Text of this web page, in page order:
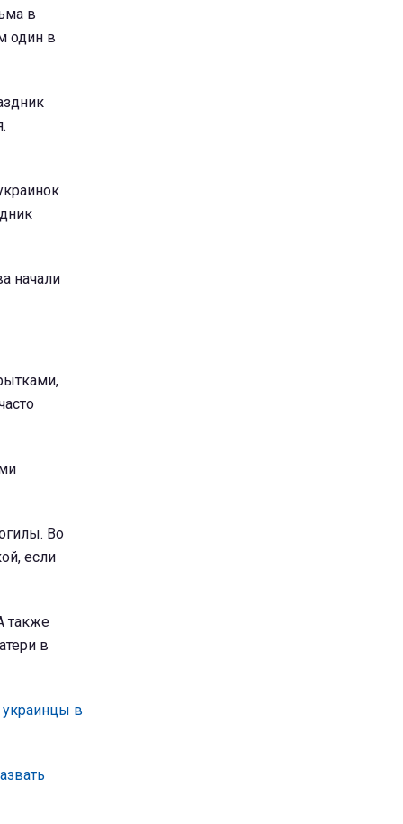
в
один в
начали
Во
если
также
в
украинцы в